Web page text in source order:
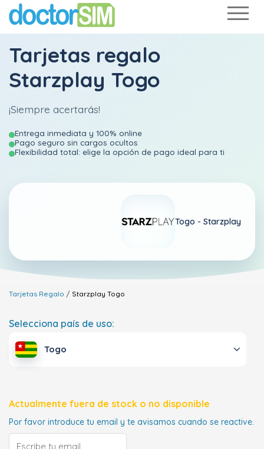
Tarjetas regalo
Starzplay Togo
¡Siempre acertarás!
Entrega inmediata y 100% online
Pago seguro sin cargos ocultos
Flexibilidad total: elige la opción de pago ideal para ti
Togo - Starzplay
Tarjetas Regalo Starzplay Togo
Selecciona país de uso:
Togo
Actualmente fuera de stock o no disponible
Por favor introduce tu email y te avisamos cuando se reactive.